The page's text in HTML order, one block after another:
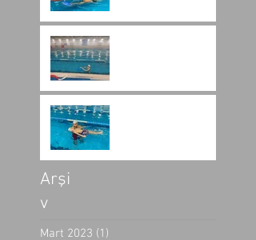
Arşi
v
Mart 2023 (1)